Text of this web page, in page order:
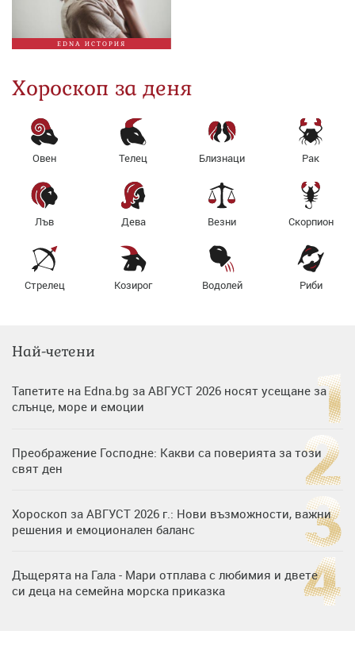
EDNA ИСТОРИЯ
Хороскоп за деня
Овен Телец Близнаци Рак
Лъв Дева Везни Скорпион
Стрелец Козирог Водолей Риби
Най-четени
Тапетите на Edna.bg за АВГУСТ 2026 носят усещане за
слънце, море и емоции
Преображение Господне: Какви са поверията за този
свят ден
Хороскоп за АВГУСТ 2026 г.: Нови възможности, важни
решения и емоционален баланс
Дъщерята на Гала - Мари отплава с любимия и двете
си деца на семейна морска приказка